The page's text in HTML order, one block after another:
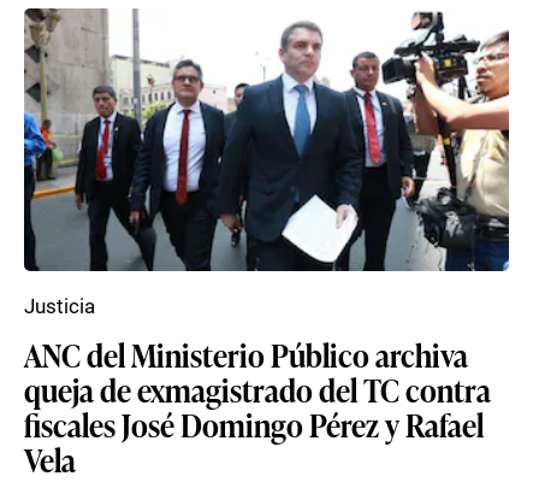
ANC del Ministerio Público archiva
queja de exmagistrado del TC contra
fiscales José Domingo Pérez y Rafael
Vela
Justicia